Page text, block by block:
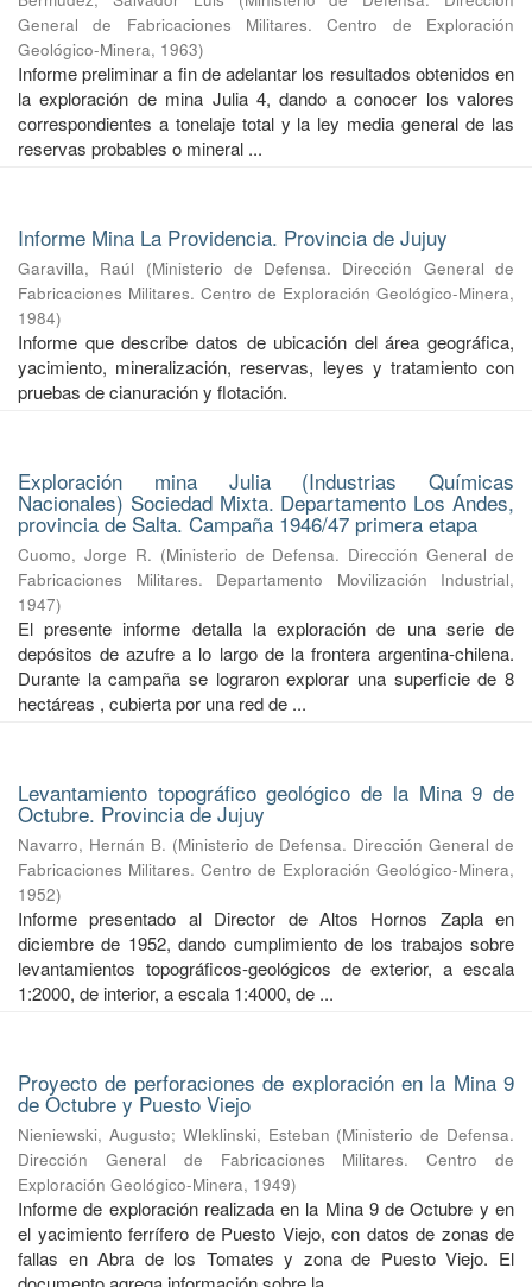
General de Fabricaciones Militares. Centro de Exploración
Geológico-Minera, 1963)
Informe preliminar a fin de adelantar los resultados obtenidos en
la exploración de mina Julia 4, dando a conocer los valores
correspondientes a tonelaje total y la ley media general de las
reservas probables o mineral ...
Informe Mina La Providencia. Provincia de Jujuy
Garavilla, Raúl (Ministerio de Defensa. Dirección General de
Fabricaciones Militares. Centro de Exploración Geológico-Minera,
1984)
Informe que describe datos de ubicación del área geográfica,
yacimiento, mineralización, reservas, leyes y tratamiento con
pruebas de cianuración y flotación.
Exploración mina Julia (Industrias Químicas
Nacionales) Sociedad Mixta. Departamento Los Andes,
provincia de Salta. Campaña 1946/47 primera etapa
Cuomo, Jorge R. (Ministerio de Defensa. Dirección General de
Fabricaciones Militares. Departamento Movilización Industrial,
1947)
El presente informe detalla la exploración de una serie de
depósitos de azufre a lo largo de la frontera argentina-chilena.
Durante la campaña se lograron explorar una superficie de 8
hectáreas , cubierta por una red de ...
Levantamiento topográfico geológico de la Mina 9 de
Octubre. Provincia de Jujuy
Navarro, Hernán B. (Ministerio de Defensa. Dirección General de
Fabricaciones Militares. Centro de Exploración Geológico-Minera,
1952)
Informe presentado al Director de Altos Hornos Zapla en
diciembre de 1952, dando cumplimiento de los trabajos sobre
levantamientos topográficos-geológicos de exterior, a escala
1:2000, de interior, a escala 1:4000, de ...
Proyecto de perforaciones de exploración en la Mina 9
de Octubre y Puesto Viejo
Nieniewski, Augusto; Wleklinski, Esteban (Ministerio de Defensa.
Dirección General de Fabricaciones Militares. Centro de
Exploración Geológico-Minera, 1949)
Informe de exploración realizada en la Mina 9 de Octubre y en
el yacimiento ferrífero de Puesto Viejo, con datos de zonas de
fallas en Abra de los Tomates y zona de Puesto Viejo. El